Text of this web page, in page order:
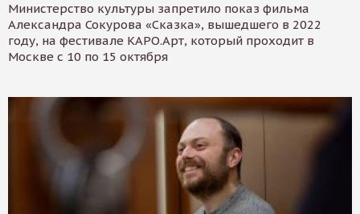
Министерство культуры запретило показ фильма
Александра Сокурова «Сказка», вышедшего в 2022
году, на фестивале КАРО.Арт, который проходит в
Москве с 10 по 15 октября